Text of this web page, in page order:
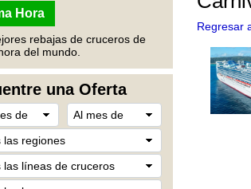
Hora
rebajas de cruceros de
del mundo.
una Oferta
Regresar